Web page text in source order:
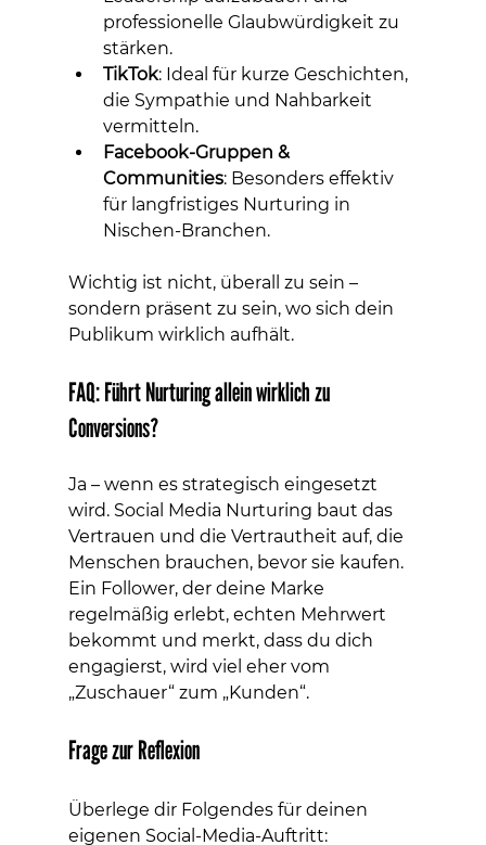
professionelle Glaubwürdigkeit zu
stärken.
TikTok: Ideal für kurze Geschichten,
die Sympathie und Nahbarkeit
vermitteln.
Facebook-Gruppen &
Communities: Besonders effektiv
für langfristiges Nurturing in
Nischen-Branchen.
Wichtig ist nicht, überall zu sein –
sondern präsent zu sein, wo sich dein
Publikum wirklich aufhält.
FAQ: Führt Nurturing allein wirklich zu
Conversions?
Ja – wenn es strategisch eingesetzt
wird. Social Media Nurturing baut das
Vertrauen und die Vertrautheit auf, die
Menschen brauchen, bevor sie kaufen.
Ein Follower, der deine Marke
regelmäßig erlebt, echten Mehrwert
bekommt und merkt, dass du dich
engagierst, wird viel eher vom
„Zuschauer“ zum „Kunden“.
Frage zur Reflexion
Überlege dir Folgendes für deinen
eigenen Social-Media-Auftritt: